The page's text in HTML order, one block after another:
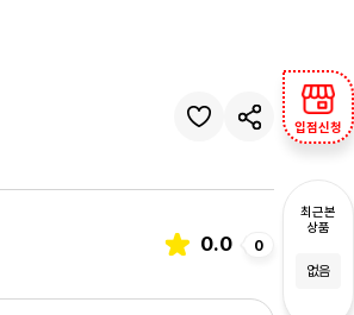
입점신청
최근본
상품
없음
0.0 0